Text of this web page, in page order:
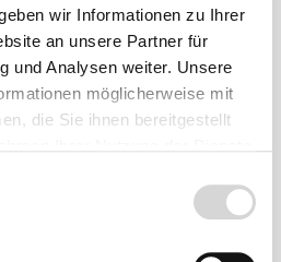
wir Informationen zu Ihrer
an unsere Partner für
und Analysen weiter. Unsere
möglicherweise mit
die Sie ihnen bereitgestellt